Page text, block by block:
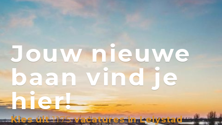
Jouw nieuwe
baan vind je
hier!
Kies uit1175vacatures in Lelystad